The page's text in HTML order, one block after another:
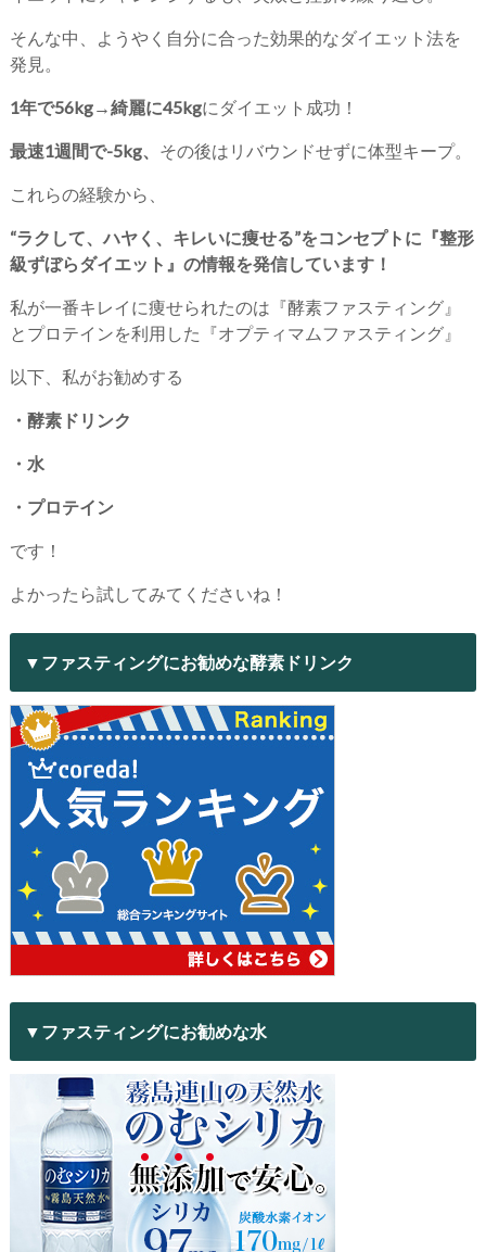
そんな中、ようやく自分に合った効果的なダイエット法を
発見。
1年で56kg→綺麗に45kgにダイエット成功！
最速1週間で-5kg、 その後はリバウンドせずに体型キープ。
これらの経験から、
“ラクして、ハヤく、キレいに痩せる”をコンセプトに『整形
級ずぼらダイエット』の情報を発信しています！
私が一番キレイに痩せられたのは『酵素ファスティング』
とプロテインを利用した『オプティマムファスティング』
以下、私がお勧めする
・酵素ドリンク
・水
・プロテイン
です！
よかったら試してみてくださいね！
▼ファスティングにお勧めな酵素ドリンク
▼ファスティングにお勧めな水